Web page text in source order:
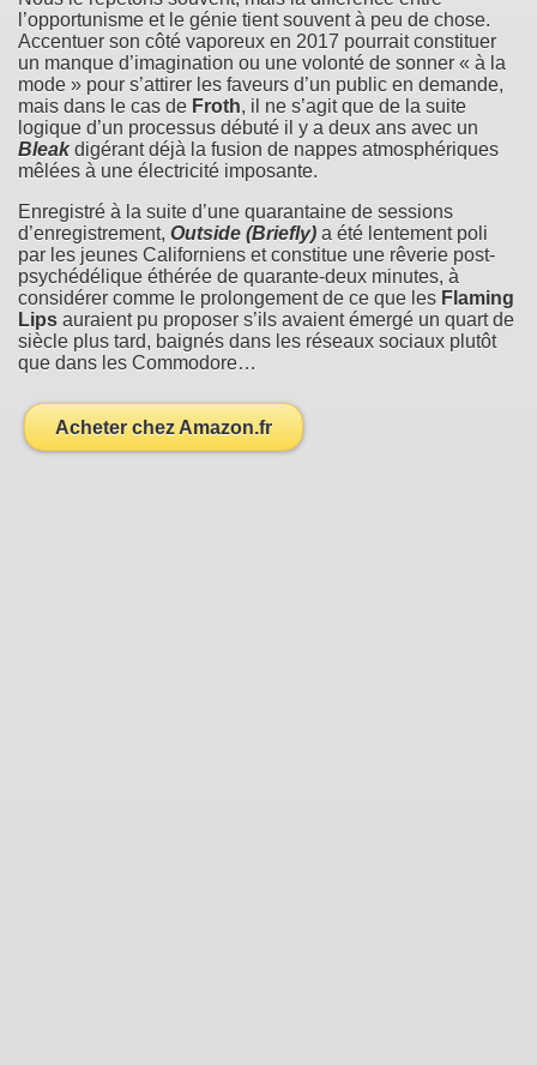
l’opportunisme et le génie tient souvent à peu de chose.
Accentuer son côté vaporeux en 2017 pourrait constituer
un manque d’imagination ou une volonté de sonner « à la
mode » pour s’attirer les faveurs d’un public en demande,
mais dans le cas de Froth, il ne s’agit que de la suite
logique d’un processus débuté il y a deux ans avec un
Bleak digérant déjà la fusion de nappes atmosphériques
mêlées à une électricité imposante.
Enregistré à la suite d’une quarantaine de sessions
d’enregistrement, Outside (Briefly) a été lentement poli
par les jeunes Californiens et constitue une rêverie post-
psychédélique éthérée de quarante-deux minutes, à
considérer comme le prolongement de ce que les Flaming
Lips auraient pu proposer s’ils avaient émergé un quart de
siècle plus tard, baignés dans les réseaux sociaux plutôt
que dans les Commodore…
Acheter chez Amazon.fr